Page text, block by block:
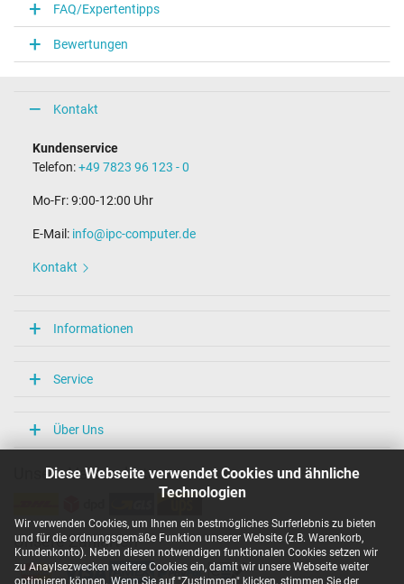
Diese Webseite verwendet Cookies und ähnliche
Technologien
Wir verwenden Cookies, um Ihnen ein bestmögliches Surferlebnis zu bieten
und für die ordnungsgemäße Funktion unserer Website (z.B. Warenkorb,
Kundenkonto). Neben diesen notwendigen funktionalen Cookies setzen wir
zu Anaylsezwecken weitere Cookies ein, damit wir unsere Webseite weiter
optimieren können. Wenn Sie auf "Zustimmen" klicken, stimmen Sie der
FAQ/Expertentipps
Bewertungen
Kontakt
Kundenservice
Telefon:+49 7823 96 123 - 0
Mo-Fr: 9:00-12:00 Uhr
E-Mail: info@ipc-computer.de
Kontakt
Informationen
Service
Über Uns
Unsere Versandarten
Unsere Zahlarten